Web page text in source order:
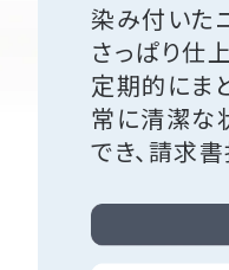
染み付いた
さっぱり仕
定期的にま
常に清潔な
でき、請求